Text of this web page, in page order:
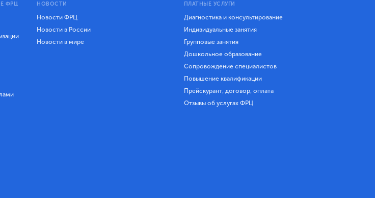
ФРЦ
НОВОСТИ
Новости ФРЦ
Новости в России
Новости в мире
ПЛАТНЫЕ УСЛУГИ
Диагностика и консультирование
Индивидуальные занятия
Групповые занятия
Дошкольное образование
Сопровождение специалистов
Повышение квалификации
Прейскурант, договор, оплата
Отзывы об услугах ФРЦ